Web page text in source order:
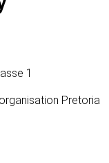
1
Pretoria